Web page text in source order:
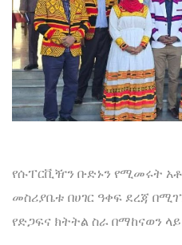
የሱፐርቪዥን ቡድኑን የሚመሩት
መስሪያቤቱ በሀገር ዓቀፍ ደረጃ
የድጋፍና ክትትል ስራ በማከናወን